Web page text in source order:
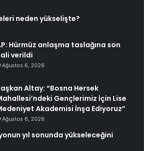
neden yükselişte?
Hürmüz anlaşma taslağına son
verildi
Ağustos 6, 2026
Altay: “Bosna Hersek
Gençlerimiz İçin Lise
Akademisi İnşa Ediyoruz”
Ağustos 6, 2026
yıl sonunda yükseleceğini